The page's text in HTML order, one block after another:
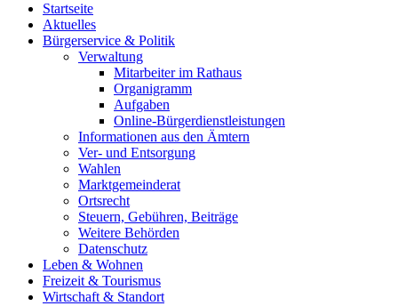
Startseite
Aktuelles
Bürgerservice & Politik
Verwaltung
Mitarbeiter im Rathaus
Organigramm
Aufgaben
Online-Bürgerdienstleistungen
Informationen aus den Ämtern
Ver- und Entsorgung
Wahlen
Marktgemeinderat
Ortsrecht
Steuern, Gebühren, Beiträge
Weitere Behörden
Datenschutz
Leben & Wohnen
Freizeit & Tourismus
Wirtschaft & Standort